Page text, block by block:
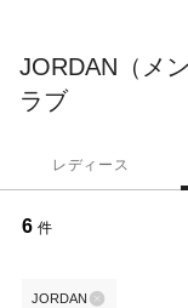
JORDAN（メ
ラブ
レディース
6 件
JORDAN